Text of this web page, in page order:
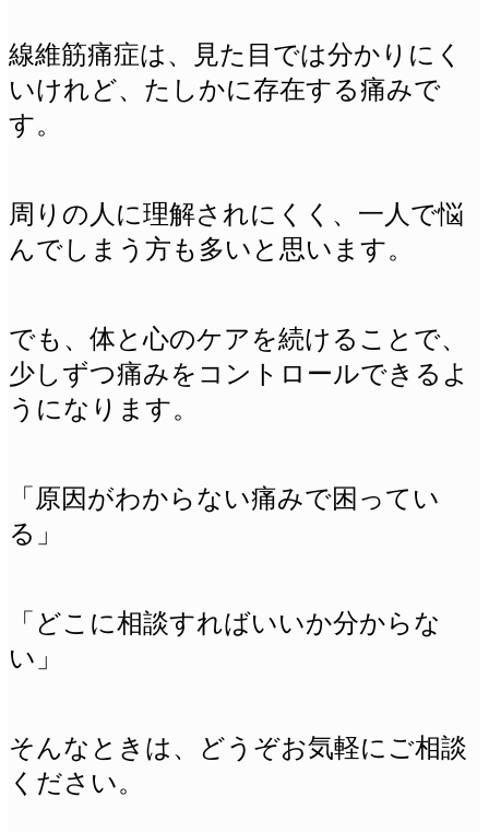
線維筋痛症は、見た目では分かりにく
いけれど、たしかに存在する痛みで
す。
周りの人に理解されにくく、一人で悩
んでしまう方も多いと思います。
でも、体と心のケアを続けることで、
少しずつ痛みをコントロールできるよ
うになります。
「原因がわからない痛みで困ってい
る」
「どこに相談すればいいか分からな
い」
そんなときは、どうぞお気軽にご相談
ください。